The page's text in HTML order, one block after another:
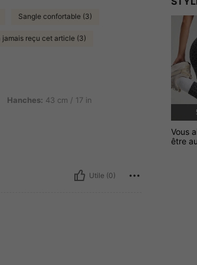
Sangle confortable (3)
jamais reçu cet article (3)
/ 17 in, Taille: 42 cm / 17 in, Buste: 40 cm / 16 in, Couleur:
Hanches: 43 cm / 17 in
Utile (0)
Vous
être